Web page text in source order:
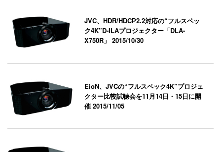
JVC、HDR/HDCP2.2対応の“フルスペッ
ク4K”D-ILAプロジェクター「DLA-
X750R」2015/10/30
EioN、JVCの“フルスペック4K”プロジェ
クター比較試聴会を11月14日・15日に開
催2015/11/05